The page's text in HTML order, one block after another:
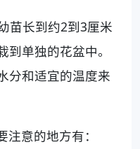
苗长到约2到3厘米
单独的花盆中。
分和适宜的温度来
意的地方有：